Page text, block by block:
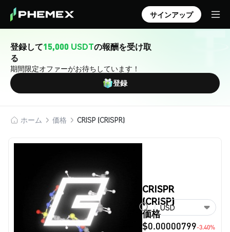
サインアップ
登録して15,000 USDTの報酬を受け取
る
期間限定オファーがお待ちしています！
登録
ホーム 価格 CRISP (CRISPR)
CRISPR
(CRISP)
価格
$0.00000799-3.40%
USD